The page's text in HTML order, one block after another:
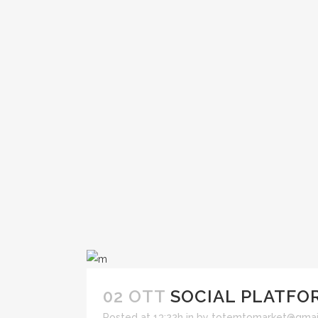
02 OTT SOCIAL